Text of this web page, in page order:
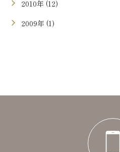
2010年 (12)
2009年 (1)